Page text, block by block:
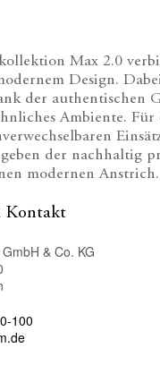
Max 2.0
Design.
der authentischen
Ambiente. Für
der nachhaltig
modernen Anstrich.
Kontakt
& Co. KG
100